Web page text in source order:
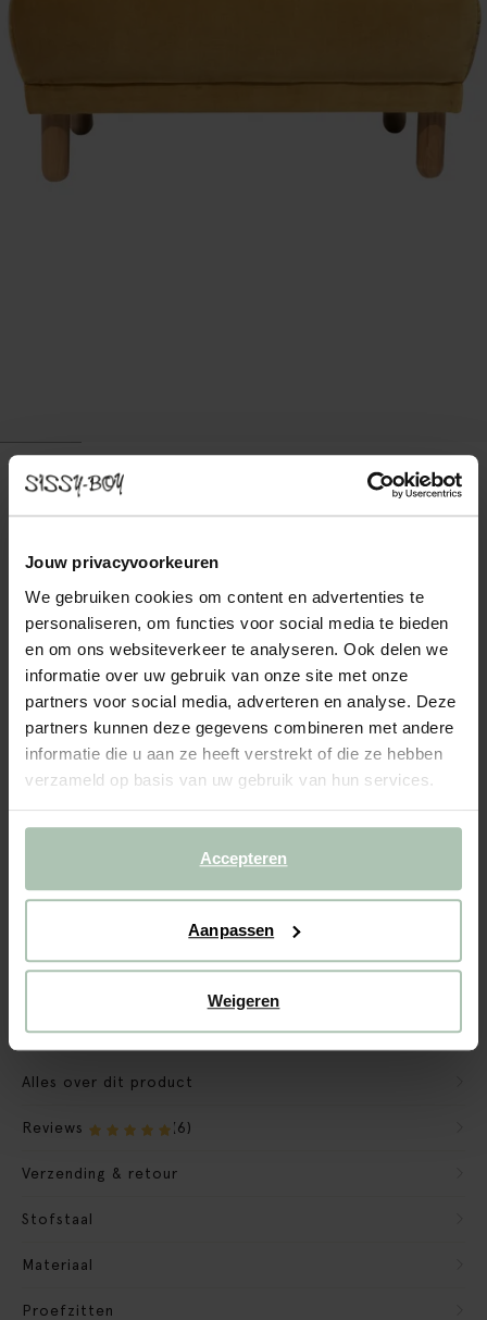
Jouw privacyvoorkeuren
We gebruiken cookies om content en advertenties te
personaliseren, om functies voor social media te bieden
en om ons websiteverkeer te analyseren. Ook delen we
informatie over uw gebruik van onze site met onze
partners voor social media, adverteren en analyse. Deze
partners kunnen deze gegevens combineren met andere
informatie die u aan ze heeft verstrekt of die ze hebben
verzameld op basis van uw gebruik van hun services.
Accepteren
Aanpassen
Weigeren
SIR HOCKER HERITAGE MUSTARD
479.00
Deze mooie hocker vormt dé perfecte toevoeging aan de Sir
chaise longue. Het velvet materiaal draagt bij aan het luxe
vintage karakter van de hocker. Dit zorgt ervoor ...Lees meer
2 Stof: + kleuropties
3 Extra's + toevoegen
VOEG TOE AAN WINKELMAND
We maken de bank gebruiksklaar
Alles over dit product
Reviews (6)
Verzending & retour
Stofstaal
Materiaal
Proefzitten